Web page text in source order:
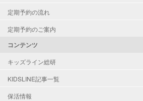
定期予約の流れ
定期予約のご案内
コンテンツ
キッズライン総研
KIDSLINE記事一覧
保活情報